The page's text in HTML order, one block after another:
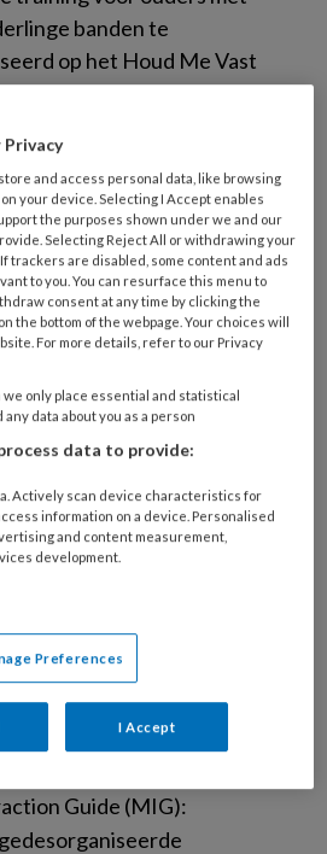
banden te
op het Houd Me Vast
Sue Johnson. Door Barbara
site
namensStichting EFT
informatie
2doc
boek |Integratief
af! Prof. Dr. Alicia F.
Ghosh Ippen, Patricia
Guide (MIG):
Privacy
and access personal data, like browsing
your device. Selecting I Accept enables
the purposes shown under we and our
Selecting Reject All or withdrawing your
trackers are disabled, some content and ads
to you. You can resurface this menu to
consent at any time by clicking the
the bottom of the webpage. Your choices will
For more details, refer to our Privacy
only place essential and statistical
data about you as a person
data to provide:
Actively scan device characteristics for
information on a device. Personalised
and content measurement,
development.
Preferences
I Accept